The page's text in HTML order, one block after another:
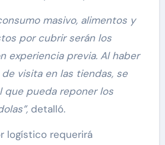
masivo, alimentos y
por cubrir serán los
experiencia previa. Al haber
visita en las tiendas, se
que pueda reponer los
detalló.
logístico requerirá